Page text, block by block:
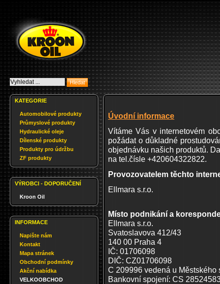
KATEGORIE
Automobilové produkty
Průmyslové produkty
Hydraulické oleje
Dílenské produkty
Produkty pro údržbu
ZF produkty
VÝROBCI - DOPORUČENÍ
Kroon Oil
INFORMACE
Napište nám
Kontakt
Mapa stránek
Obchodní podmínky
Akční nabídka
VELKOOBCHOD
Úvodní informace
Vítáme Vás v internetovém
požádat o důkladné
objednávku našich produktů.
na tel.čísle +420604322822.
Provozovatelem těchto
Ellmara s.r.o.
Místo podnikání a
Ellmara s.r.o.
Svatoslavova 412/43
140 00 Praha 4
IČ: 01706098
DIČ: CZ01706098
C 209996 vedená u Městského
Bankovní spojení: CS